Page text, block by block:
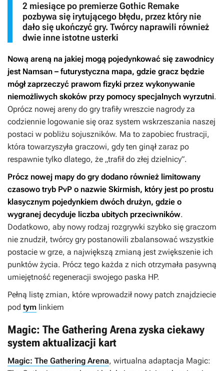
2 miesiące po premierze Gothic Remake
pozbywa się irytującego błędu, przez który nie
dało się ukończyć gry. Twórcy naprawili również
dwie inne istotne usterki
Nową areną na jakiej mogą pojedynkować się zawodnicy
jest Namsan – futurystyczna mapa, gdzie gracz będzie
mógł zaprzeczyć prawom fizyki przez wykonywanie
niemożliwych skoków przy pomocy specjalnych wyrzutni.
Oprócz nowej areny do gry trafiły wreszcie nagrody za
codziennie logowanie się oraz system wskrzeszania naszej
postaci w pobliżu sojuszników. Ma to zapobiec frustracji,
która towarzyszyła graczowi, gdy ten ginął zaraz po
respawnie tylko dlatego, że „trafił do złej dzielnicy”.
Prócz nowej mapy do gry dodano również limitowany
czasowo tryb PvP o nazwie Skirmish, który jest po prostu
klasycznym pojedynkiem dwóch drużyn, gdzie o
wygranej decyduje liczba ubitych przeciwników.
Dodatkowo, aby nowy rodzaj rozgrywki szybko się graczom
nie znudził, twórcy gry postanowili zbalansować wszystkie
postacie w grze, a największą zmianą jest zwiększenie ich
punktów życia. Prócz tego każda z nich otrzymała pasywną
umiejętność regeneracji swojego paska HP.
Pełną listę zmian, które wprowadził nowy patch znajdziecie
pod tym linkiem
Magic: The Gathering Arena zyska ciekawy
system aktualizacji kart
Magic: The Gathering Arena, wirtualna adaptacja Magic: